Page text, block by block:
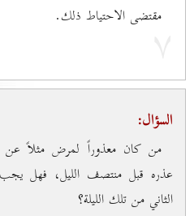
مقتضى الاحتياط ذلك.
۷
السؤال:
من كان معذوراً لمرض مثلاً عن
عذره قبل منتصف الليل، فهل
الثاني من تلك الليلة؟